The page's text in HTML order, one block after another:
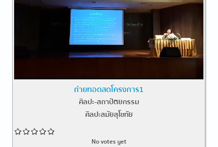
ถ่ายทอดสดโครงการ1
ศิลปะ-สถาปัตยกรรม
ศิลปะสมัยสุโขทัย
No votes yet